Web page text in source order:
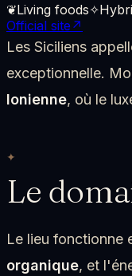
❦Living foods✧
Official site ↗
Les Siciliens
exceptionnelle.
Ionienne, où le
Le
Le lieu fonctionne
organique, et